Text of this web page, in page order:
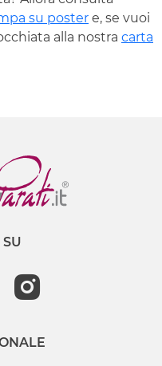
su poster e, se vuoi
alla nostra carta
SU